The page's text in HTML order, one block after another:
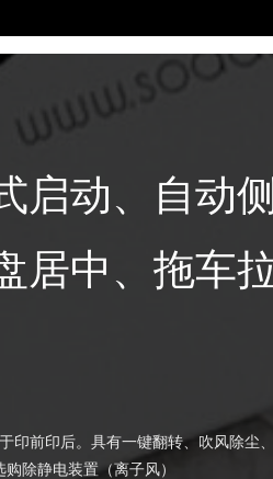
启动、自动
居中、拖车
印前印后。具有一键翻转、吹风除尘
购 除静电装置（离子风）